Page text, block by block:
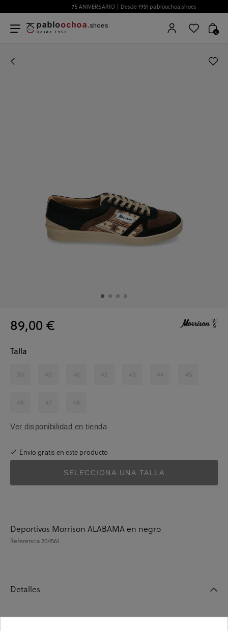
75 ANIVERSARIO | Desde 1951 pabloochoa.shoes
0
89,00 €
Talla
39 40 41 42 43 44 45
46 47 48
Ver disponibilidad en tienda
Envío gratis en este producto
SELECCIONA UNA TALLA
Deportivos Morrison ALABAMA en negro
Referencia204561
Detalles
Deportivos Morrison ALABAMA en negro. Cierre con